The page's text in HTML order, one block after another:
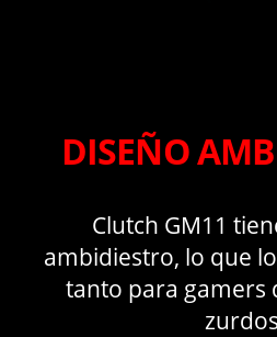
DISEÑO
Clutch GM11
ambidiestro, lo que
tanto para gamers